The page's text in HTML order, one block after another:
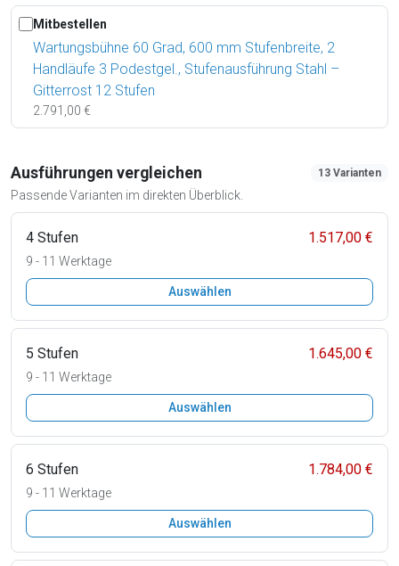
Mitbestellen
Wartungsbühne 60 Grad, 600 mm Stufenbreite, 2
Handläufe 3 Podestgel., Stufenausführung Stahl –
Gitterrost 12 Stufen
2.791,00 €
Ausführungen vergleichen
Passende Varianten im direkten Überblick.
13 Varianten
4 Stufen 1.517,00 €
9 - 11 Werktage
Auswählen
5 Stufen 1.645,00 €
9 - 11 Werktage
Auswählen
6 Stufen 1.784,00 €
9 - 11 Werktage
Auswählen